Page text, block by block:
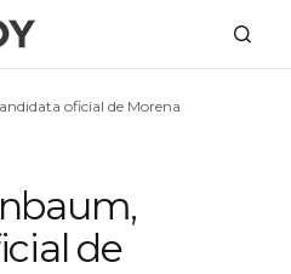
oficial de Morena
de